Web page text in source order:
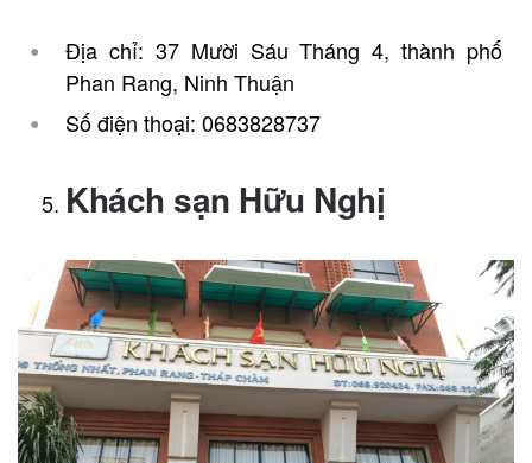
Địa chỉ: 37 Mười Sáu Tháng 4, thành phố
Phan Rang, Ninh Thuận
Số điện thoại: 0683828737
Khách sạn Hữu Nghị